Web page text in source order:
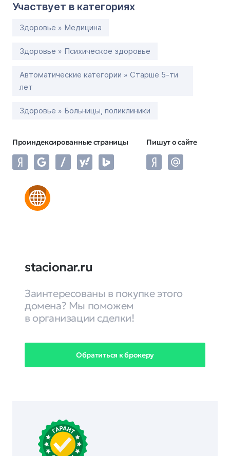
Участвует в категориях
Здоровье » Медицина
Здоровье » Психическое здоровье
Автоматические категории » Старше 5-ти
лет
Здоровье » Больницы, поликлиники
Проиндексированные страницы Пишут о сайте
stacionar.ru
Заинтересованы в покупке этого
домена? Мы поможем
в организации сделки!
Обратиться к брокеру